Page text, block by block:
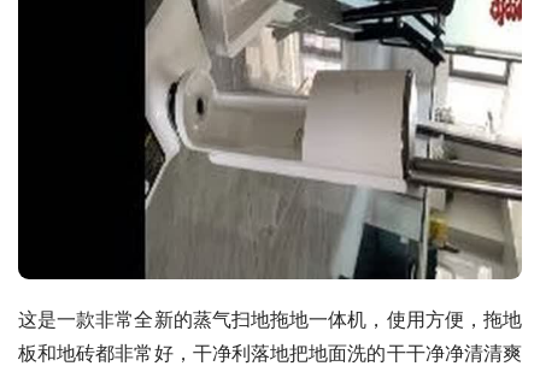
这是一款非常全新的蒸气扫地拖地一体机，使用方便，拖地
板和地砖都非常好，干净利落地把地面洗的干干净净清清爽